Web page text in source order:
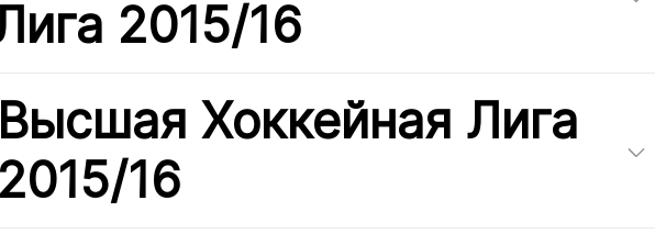
2015/16
Высшая Хоккейная Лига
2015/16